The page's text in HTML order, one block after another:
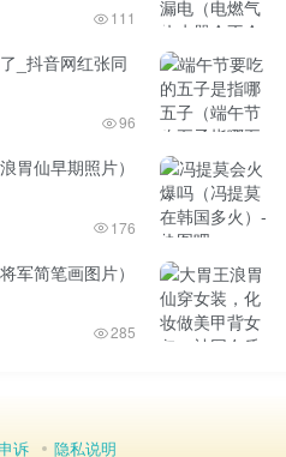
111
_抖音网红张同
96
胃仙早期照片）
176
军简笔画图片）
285
诉 隐私说明